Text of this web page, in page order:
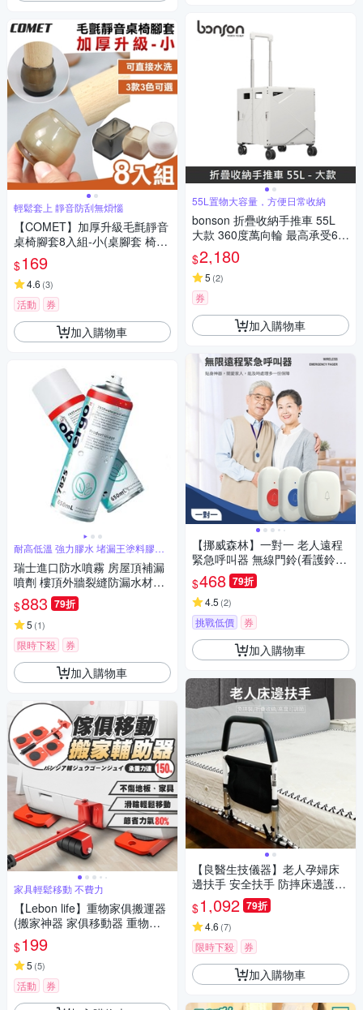
輕鬆套上 靜音防刮無煩惱
【COMET】加厚升級毛氈靜音
桌椅腳套8入組-小(桌腳套 椅腳
套 防刮腳套/TCLC-02)
$169
4.6 (3)
活動 券
加入購物車
耐高低溫 強力膠水 堵漏王塗料膠防
漏神器
瑞士進口防水噴霧 房屋頂補漏
噴劑 樓頂外牆裂縫防漏水材料
透明色650ml
$883 79折
5 (1)
限時下殺 券
加入購物車
家具輕鬆移動 不費力
【Lebon life】重物家俱搬運器
(搬家神器 家俱移動器 重物搬
運)
$199
5 (5)
活動 券
55L置物大容量，方便日常收納
bonson 折疊收納手推車 55L
大款 360度萬向輪 最高承受60
公斤 BO-A19 (適用購物/野餐/
露營)
$2,180
5 (2)
券
加入購物車
【挪威森林】一對一 老人遠程
緊急呼叫器 無線門鈴(看護鈴
呼叫鈴 無線電鈴)
$468 79折
4.5 (2)
挑戰低價 券
加入購物車
【良醫生技儀器】老人孕婦床
邊扶手 安全扶手 防摔床邊護欄
CE認證美國FDA認可註冊 (加
大加寬穩固升級版)
$1,092 79折
4.6 (7)
限時下殺 券
加入購物車